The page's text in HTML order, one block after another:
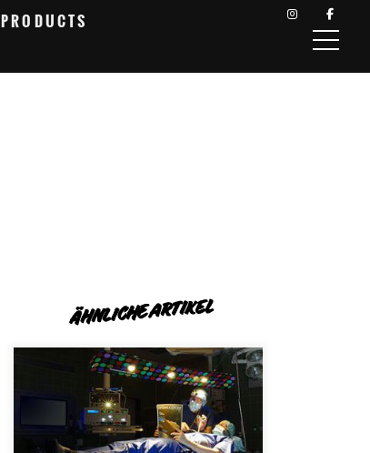
PRODUCTS
ÄHNLICHE ARTIKEL